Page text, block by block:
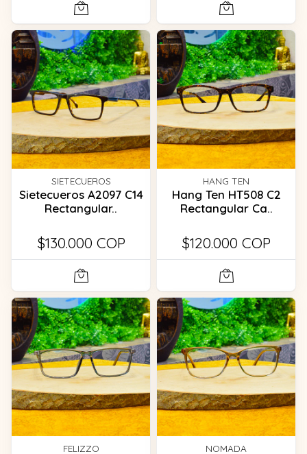
SIETECUEROS
Sietecueros A2097 C14
Rectangular..
$130.000 COP
HANG TEN
Hang Ten HT508 C2
Rectangular Ca..
$120.000 COP
FELIZZO NOMADA